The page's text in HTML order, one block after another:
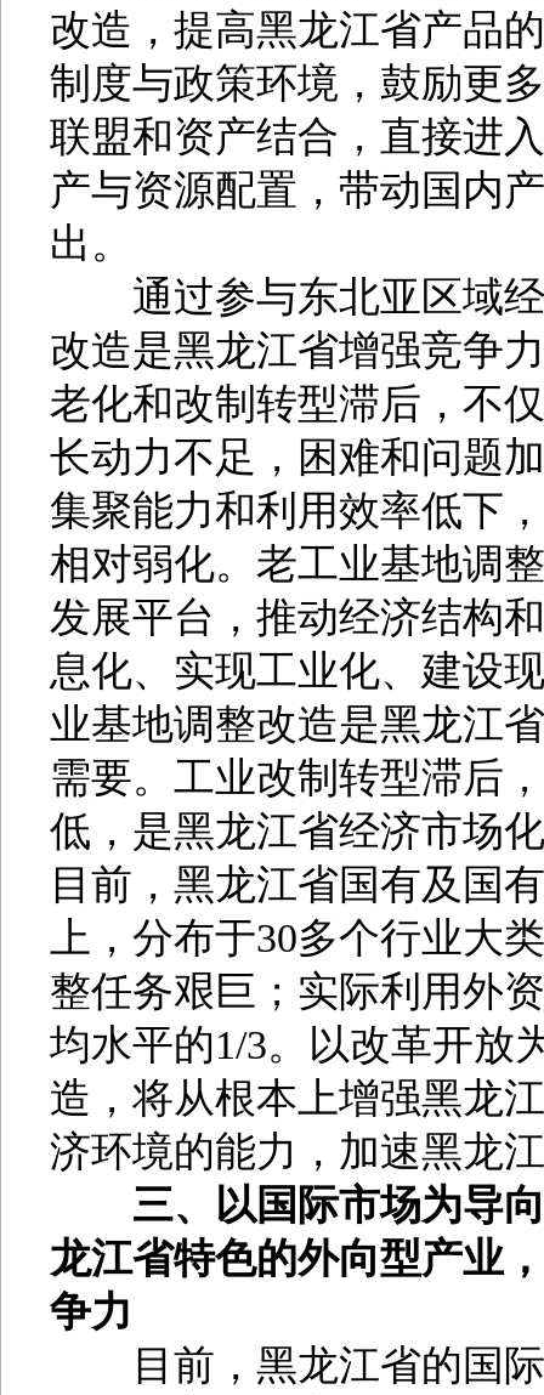
改造，提高黑龙江省产品
制度与政策环境，鼓励更
联盟和资产结合，直接进
产与资源配置，带动国内
出。
通过参与东北亚区域经
改造是黑龙江省增强竞争
老化和改制转型滞后，不
长动力不足，困难和问题
集聚能力和利用效率低下
相对弱化。老工业基地调
发展平台，推动经济结构
息化、实现工业化、建设
业基地调整改造是黑龙江
需要。工业改制转型滞后
低，是黑龙江省经济市场
目前，黑龙江省国有及国
上，分布于30多个行业大
整任务艰巨；实际利用外
均水平的1/3。以改革开放
造，将从根本上增强黑龙
济环境的能力，加速黑龙
三、以国际市场为导
龙江省特色的外向型产业
争力
目前，黑龙江省的国际